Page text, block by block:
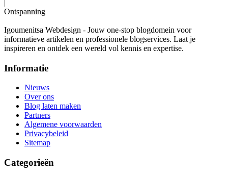
|
Ontspanning
Igoumenitsa Webdesign - Jouw one-stop blogdomein voor
informatieve artikelen en professionele blogservices. Laat je
inspireren en ontdek een wereld vol kennis en expertise.
Informatie
Nieuws
Over ons
Blog laten maken
Partners
Algemene voorwaarden
Privacybeleid
Sitemap
Categorieën